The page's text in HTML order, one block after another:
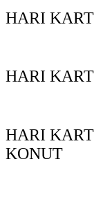
HARI
HARI
HARI
KONUT